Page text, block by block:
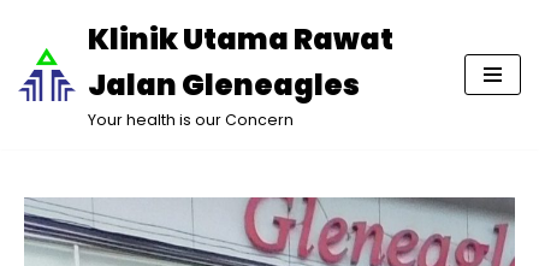
Lompat
ke
Klinik Utama Rawat
Jalan Gleneagles
Your health is our Concern